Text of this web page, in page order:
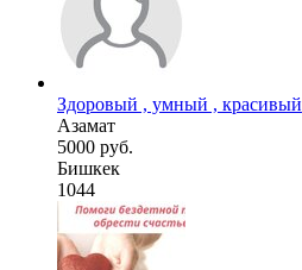
Здоровый , умный , красивый
Азамат
5000 руб.
Бишкек
1044